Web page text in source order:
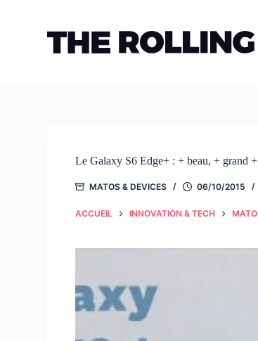
Le Galaxy S6 Edge+ : + beau, + grand
MATOS & DEVICES 06/10/2015
ACCUEIL INNOVATION & TECH